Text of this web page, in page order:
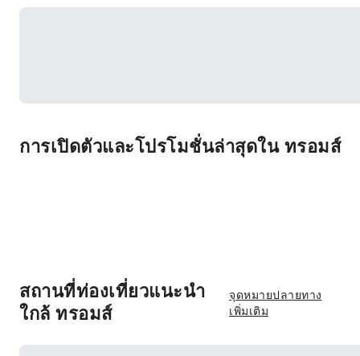
การเปิดตัวและโปรโมชั่นล่าสุดใน ทรอมส์
สถานที่ท่องเที่ยวแนะนำ
ใกล้ ทรอมส์
จุดหมายปลายทาง
เพิ่มเติม